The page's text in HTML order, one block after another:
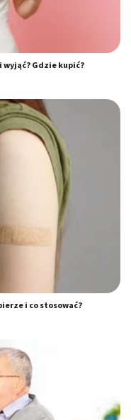
wyjąć? Gdzie kupić?
i co stosować?
treści
lub
do